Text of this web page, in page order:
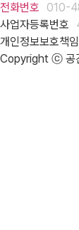
전화번호
010-
사업자등록번호
개인정보보호책
Copyright ⓒ 공